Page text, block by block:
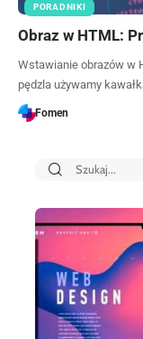
PORADNIKI
Obraz w HTML:
Wstawianie obrazów w
pędzla używamy
Fomen